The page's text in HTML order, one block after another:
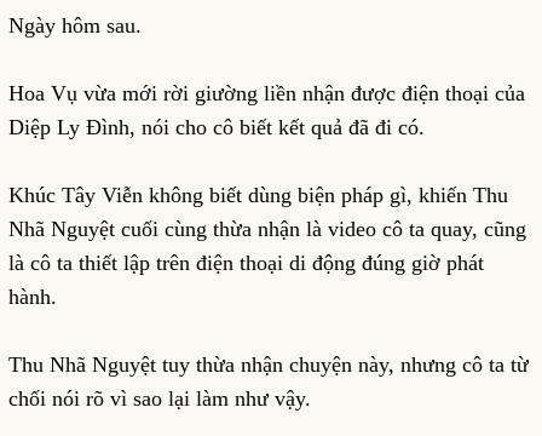
Ngày hôm sau.
Hoa Vụ vừa mới rời giường liền nhận được điện thoại của
Diệp Ly Đình, nói cho cô biết kết quả đã đi có.
Khúc Tây Viễn không biết dùng biện pháp gì, khiến Thu
Nhã Nguyệt cuối cùng thừa nhận là video cô ta quay, cũng
là cô ta thiết lập trên điện thoại di động đúng giờ phát
hành.
Thu Nhã Nguyệt tuy thừa nhận chuyện này, nhưng cô ta từ
chối nói rõ vì sao lại làm như vậy.